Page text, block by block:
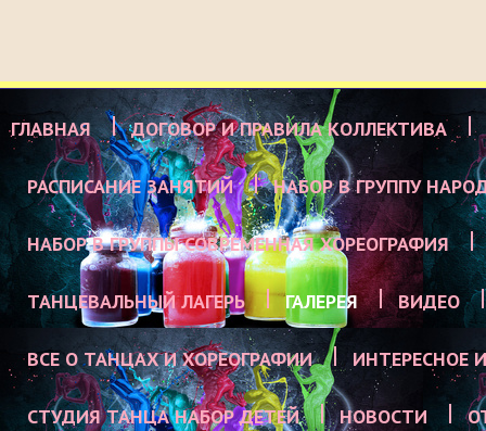
ГЛАВНАЯ ДОГОВОР И ПРАВИЛА КОЛЛЕКТИВА
РАСПИСАНИЕ ЗАНЯТИЙ НАБОР В ГРУППУ
НАБОР В ГРУППЫ СОВРЕМЕННАЯ ХОРЕОГРАФИЯ
ТАНЦЕВАЛЬНЫЙ ЛАГЕРЬ ГАЛЕРЕЯ ВИДЕО
ВСЕ О ТАНЦАХ И ХОРЕОГРАФИИ ИНТЕРЕСНОЕ
СТУДИЯ ТАНЦА НАБОР ДЕТЕЙ НОВОСТИ